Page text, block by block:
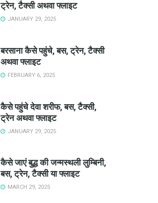
ट्रेन, टैक्सी अथवा फ्लाइट
JANUARY 29, 2025
बरसाना कैसे पहुंचे, बस, ट्रेन, टैक्सी
अथवा फ्लाइट
FEBRUARY 6, 2025
कैसे पहुंचे देवा शरीफ, बस, टैक्सी,
ट्रेन अथवा फ्लाइट
JANUARY 29, 2025
कैसे जाएं बुद्ध की जन्मस्थली लुम्बिनी,
बस, ट्रेन, टैक्सी या फ्लाइट
MARCH 29, 2025